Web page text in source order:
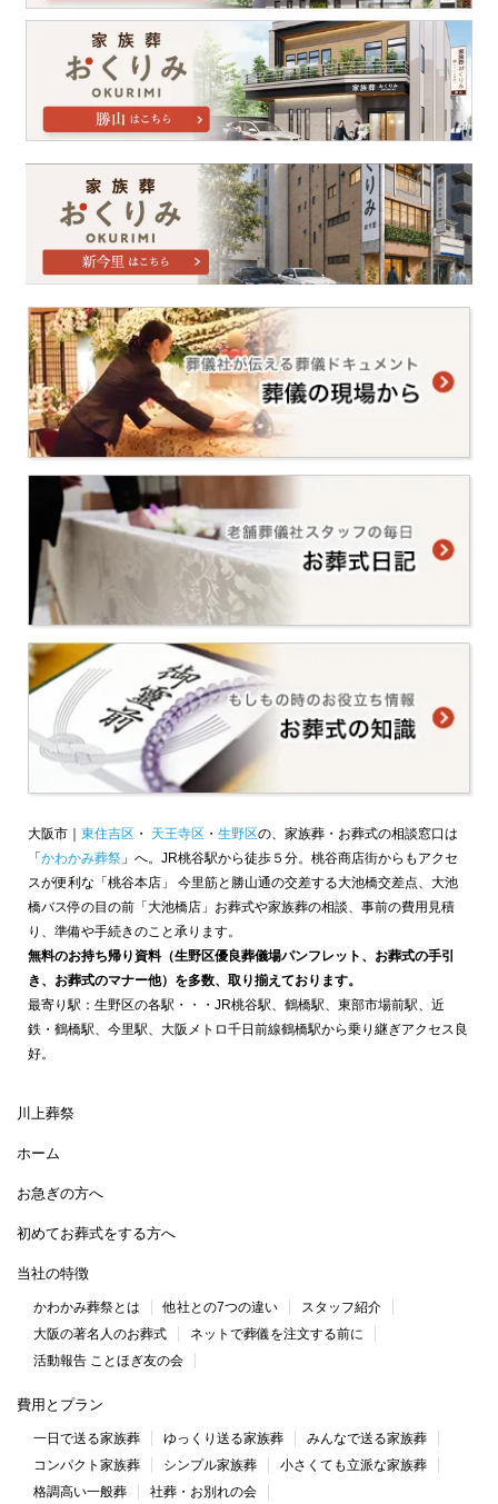
大阪市｜ 東住吉区 ・ 天王寺区 ・ 生野区の、家族葬・お葬式の相談窓口は
「 かわかみ葬祭 」へ。JR桃谷駅から徒歩５分。桃谷商店街からもアクセ
スが便利な「桃谷本店」 今里筋と勝山通の交差する大池橋交差点、大池
橋バス停の目の前「大池橋店」お葬式や家族葬の相談、事前の費用見積
り、準備や手続きのこと承ります。
無料のお持ち帰り資料（生野区優良葬儀場パンフレット、お葬式の手引
き、お葬式のマナー他）を多数、取り揃えております。
最寄り駅：生野区の各駅・・・JR桃谷駅、鶴橋駅、東部市場前駅、近
鉄・鶴橋駅、今里駅、大阪メトロ千日前線鶴橋駅から乗り継ぎアクセス良
好。
川上葬祭
ホーム
お急ぎの方へ
初めてお葬式をする方へ
当社の特徴
かわかみ葬祭とは 他社との7つの違い
スタッフ紹介
大阪の著名人のお葬式
ネットで葬儀を注文する前に
活動報告 ことほぎ友の会
費用とプラン
一日で送る家族葬 ゆっくり送る家族葬
みんなで送る家族葬
コンパクト家族葬
シンプル家族葬
小さくても立派な家族葬
格調高い一般葬
社葬・お別れの会